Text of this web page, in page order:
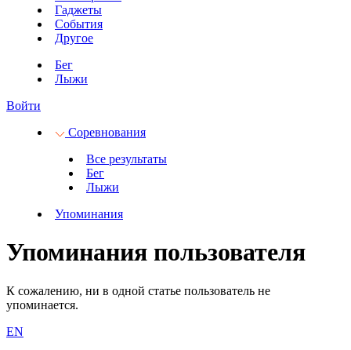
Гаджеты
События
Другое
Бег
Лыжи
Войти
Соревнования
Все результаты
Бег
Лыжи
Упоминания
Упоминания пользователя
К сожалению, ни в одной статье пользователь не
упоминается.
EN